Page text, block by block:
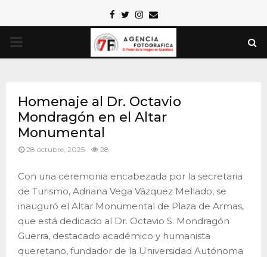
Facebook
TwitterInstagram
Email
PRIMARY
Homenaje al Dr. Octavio
Mondragón en el Altar
Monumental
28 octubre, 2025 28
Con una ceremonia encabezada por la secretaria
de Turismo, Adriana Vega Vázquez Mellado, se
inauguró el Altar Monumental de Plaza de Armas,
que está dedicado al Dr. Octavio S. Mondragón
Guerra, destacado académico y humanista
queretano, fundador de la Universidad Autónoma